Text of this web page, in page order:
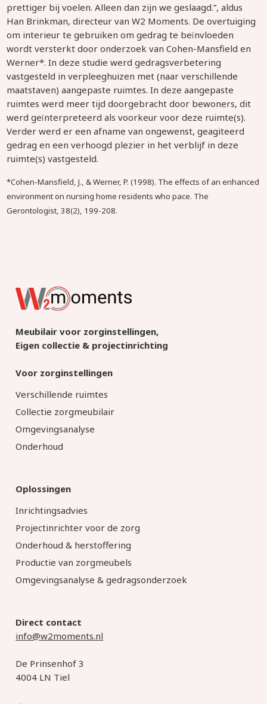
prettiger bij voelen. Alleen dan zijn we geslaagd.”, aldus
Han Brinkman, directeur van W2 Moments. De overtuiging
om interieur te gebruiken om gedrag te beïnvloeden
wordt versterkt door onderzoek van Cohen-Mansfield en
Werner*. In deze studie werd gedragsverbetering
vastgesteld in verpleeghuizen met (naar verschillende
maatstaven) aangepaste ruimtes. In deze aangepaste
ruimtes werd meer tijd doorgebracht door bewoners, dit
werd geïnterpreteerd als voorkeur voor deze ruimte(s).
Verder werd er een afname van ongewenst, geagiteerd
gedrag en een verhoogd plezier in het verblijf in deze
ruimte(s) vastgesteld.
*Cohen-Mansfield, J., & Werner, P. (1998). The effects of an enhanced
environment on nursing home residents who pace. The
Gerontologist, 38(2), 199-208.
Meubilair voor zorginstellingen,
Eigen collectie & projectinrichting
Voor zorginstellingen
Verschillende ruimtes
Collectie zorgmeubilair
Omgevingsanalyse
Onderhoud
Oplossingen
Inrichtingsadvies
Projectinrichter voor de zorg
Onderhoud & herstoffering
Productie van zorgmeubels
Omgevingsanalyse & gedragsonderzoek
Direct contact
info@w2moments.nl
De Prinsenhof 3
4004 LN Tiel